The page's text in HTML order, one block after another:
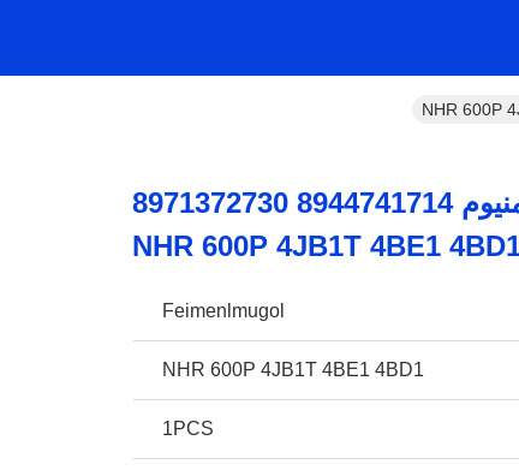
مشعّل الألومنيوم 8944741714 8971372730
Feimenlmugol
NHR 600P 4JB1T 4BE1 4BD1
1PCS